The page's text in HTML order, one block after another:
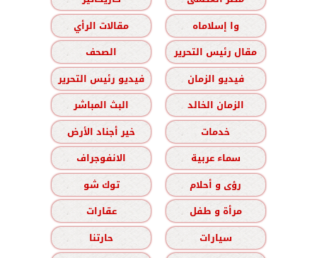
وا إسلاماه
مقالات الرأي
مقال رئيس التحرير
الصحف
فيديو الزمان
فيديو رئيس التحرير
الزمان الخالد
البث المباشر
خدمات
خير أجناد الأرض
سماء عربية
الانفوجراف
رؤى و أحلام
توك شو
مرأة و طفل
عقارات
سيارات
حارتنا